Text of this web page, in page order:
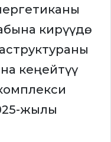
кирүүдө.
кеңейтүү
жылы